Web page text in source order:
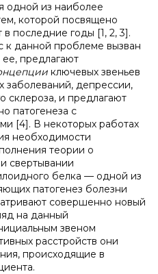
одной из наиболее
которой посвящено
последние годы [1, 2, 3].
данной проблеме вызван
предлагают
ключевых звеньев
заболеваний, депрессии,
склероза, и предлагают
патогенеза с
[4]. В некоторых работах
необходимости
теории о
свертывании
белка — одной из
патогенез болезни
совершенно новый
на данный
звеном
расстройств они
происходящие в